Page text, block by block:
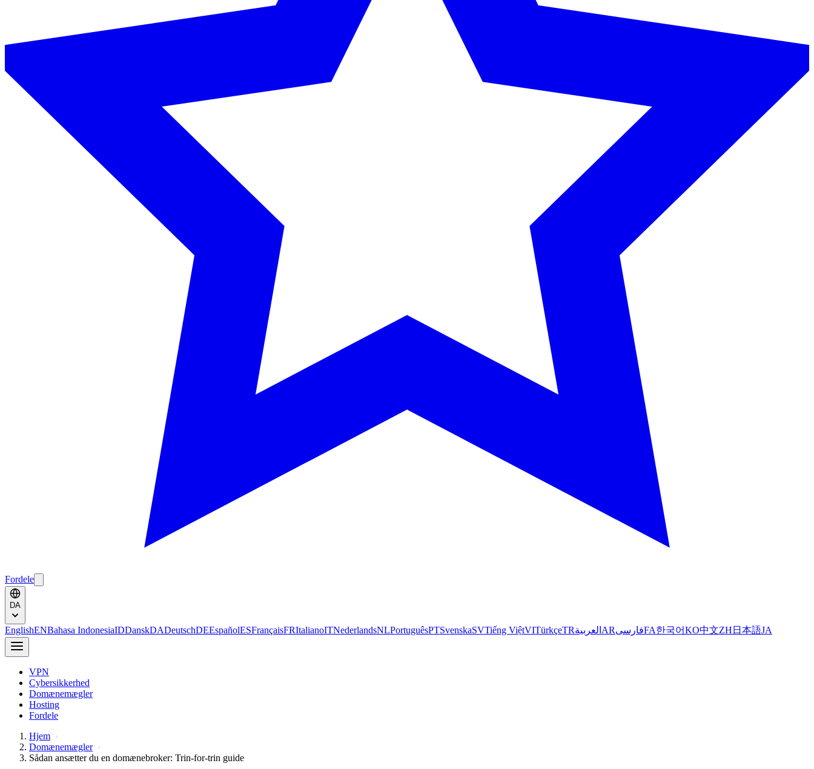
Fordele
DA
EnglishENBahasa IndonesiaIDDanskDADeutschDEEspañolESFrançaisFRItalianoITNederlandsNLPortuguêsPTSvenskaSVTiếng ViệtVITürkçeTRالعربية ARفارسیFA한국어KO中文ZH 日本語JA
VPN
Cybersikkerhed
Domænemægler
Hosting
Fordele
Hjem
Domænemægler
Sådan ansætter du en domænebroker: Trin-for-trin guide